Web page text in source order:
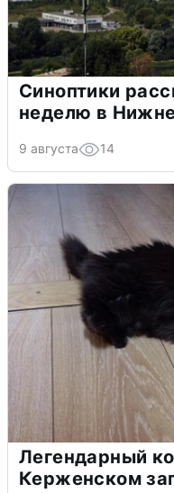
Синоптики
неделю в
9 августа 14
Легендарный
Керженском